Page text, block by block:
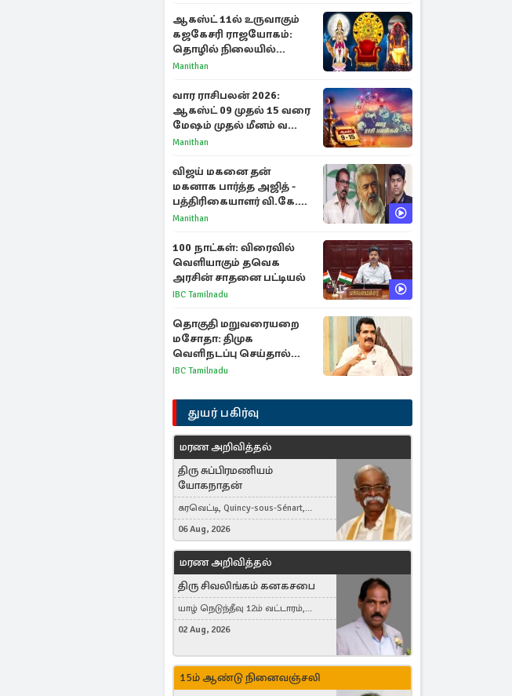
ஆகஸ்ட் 11ல் உருவாகும்
கஜகேசரி ராஜயோகம்:
தொழில் நிலையில்
அதிர்ஷ்டம் பெறும் 3
Manithan
வார ராசிபலன் 2026:
ஆகஸ்ட் 09 முதல் 15 வரை
மேஷம் முதல் மீனம் வரை
முழு பலன்கள்
Manithan
விஜய் மகனை தன்
மகனாக பார்த்த அஜித் -
பத்திரிகையாளர் வி.கே.
சுந்தர் ஓபன் டாக்!
Manithan
100 நாட்கள்: விரைவில்
வெளியாகும் தவெக
அரசின் சாதனை பட்டியல்
IBC Tamilnadu
தொகுதி மறுவரையறை
மசோதா: திமுக
வெளிநடப்பு செய்தால்
ஆதரவாகவே கருதப்படும்
IBC Tamilnadu
துயர் பகிர்வு
மரண அறிவித்தல்
திரு சுப்பிரமணியம்
யோகநாதன்
கரவெட்டி, Quincy-sous-Sénart,
France
06 Aug, 2026
மரண அறிவித்தல்
திரு சிவலிங்கம் கனகசபை
யாழ் நெடுந்தீவு 12ம் வட்டாரம்,
Jaffna, நயினாதீவு, London, United
02 Aug, 2026
15ம் ஆண்டு நினைவஞ்சலி